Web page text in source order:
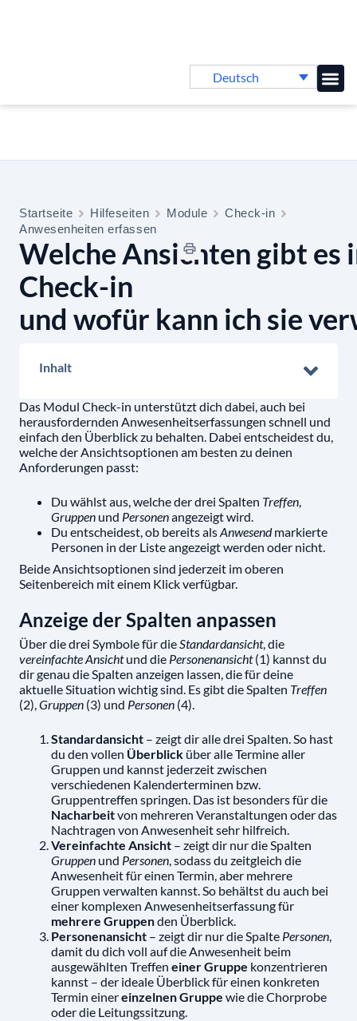
Deutsch
Startseite Hilfeseiten Module
Check-in
Anwesenheiten erfassen
Welche Ansichten gibt es
Check-in
und wofür kann ich sie
Inhalt
Das Modul Check-in unterstützt dich dabei, auch bei
herausfordernden Anwesenheitserfassungen schnell und
einfach den Überblick zu behalten. Dabei entscheidest du,
welche der Ansichtsoptionen am besten zu deinen
Anforderungen passt:
Du wählst aus, welche der drei Spalten Treffen,
Gruppen und Personenangezeigt wird.
Du entscheidest, ob bereits alsAnwesendmarkierte
Personen in der Liste angezeigt werden oder nicht.
Beide Ansichtsoptionen sind jederzeit im oberen
Seitenbereich mit einem Klick verfügbar.
Anzeige der Spalten anpassen
Über die drei Symbole für dieStandardansicht, die
vereinfachte Ansichtund die Personenansicht(1) kannst du
dir genau die Spalten anzeigen lassen, die für deine
aktuelle Situation wichtig sind. Es gibt die Spalten Treffen
(2),Gruppen (3) und Personen (4).
Standardansicht – zeigt dir alle drei Spalten. So hast
du den vollen Überblick über alle Termine aller
Gruppen und kannst jederzeit zwischen
verschiedenen Kalenderterminen bzw.
Gruppentreffen springen. Das ist besonders für die
Nacharbeitvon mehreren Veranstaltungen oder das
Nachtragen von Anwesenheit sehr hilfreich.
Vereinfachte Ansicht – zeigt dir nur die Spalten
Gruppen und Personen, sodass du zeitgleich die
Anwesenheit für einen Termin, aber mehrere
Gruppen verwalten kannst. So behältst du auch bei
einer komplexen Anwesenheitserfassung für
mehrere Gruppenden Überblick.
Personenansicht – zeigt dir nur die Spalte Personen,
damit du dich voll auf die Anwesenheit beim
ausgewählten Treffen einer Gruppe konzentrieren
kannst – der ideale Überblick für einen konkreten
Termin einereinzelnen Gruppe wie die Chorprobe
oder die Leitungssitzung.